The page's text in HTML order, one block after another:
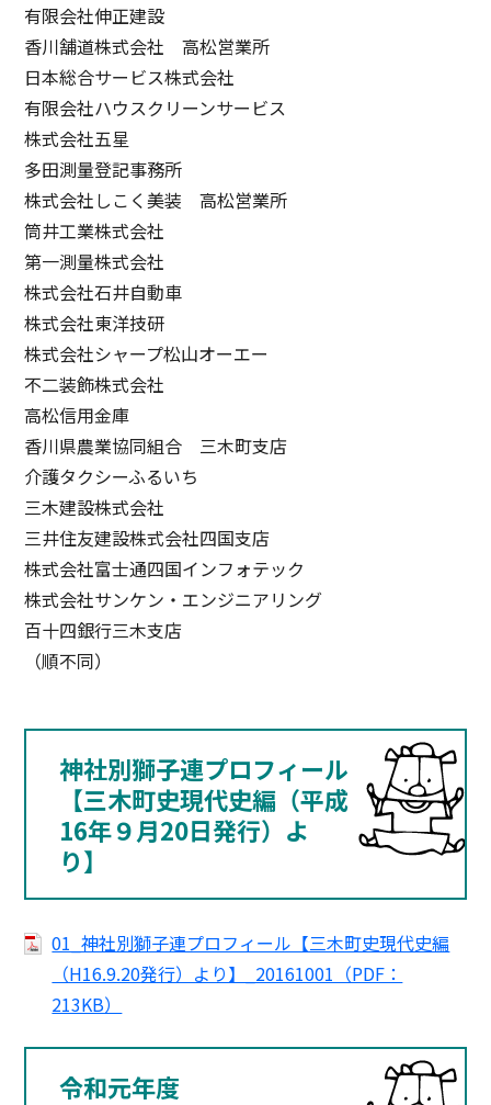
有限会社伸正建設
香川舗道株式会社 高松営業所
日本総合サービス株式会社
有限会社ハウスクリーンサービス
株式会社五星
多田測量登記事務所
株式会社しこく美装 高松営業所
筒井工業株式会社
第一測量株式会社
株式会社石井自動車
株式会社東洋技研
株式会社シャープ松山オーエー
不二装飾株式会社
高松信用金庫
香川県農業協同組合 三木町支店
介護タクシーふるいち
三木建設株式会社
三井住友建設株式会社四国支店
株式会社富士通四国インフォテック
株式会社サンケン・エンジニアリング
百十四銀行三木支店
（順不同）
神社別獅子連プロフィール
【三木町史現代史編（平成
16年９月20日発行）よ
り】
01_神社別獅子連プロフィール【三木町史現代史編
（H16.9.20発行）より】_20161001（PDF：
213KB）
令和元年度